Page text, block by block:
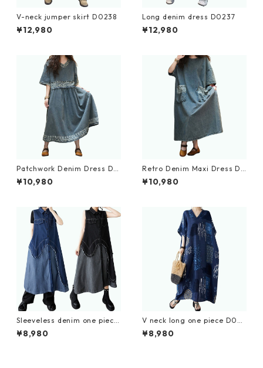
V-neck jumper skirt D0238
¥12,980
Long denim dress D0237
¥12,980
Patchwork Denim Dress D0
240
¥10,980
Retro Denim Maxi Dress D0
239
¥10,980
Sleeveless denim one piece
D0066
¥8,980
V neck long one piece D00
65
¥8,980